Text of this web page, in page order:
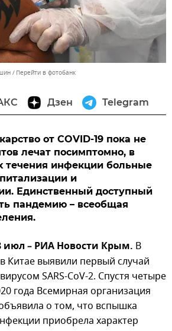
Перейти в фотобанк
Дзен Telegram
от COVID-19 пока не
лечат посимптомно, в
течения инфекции больные
и
Единственный доступный
пандемию – всеобщая
– РИА Новости Крым. В
Китае выявили первый случай
SARS-CoV-2. Спустя четыре
года Всемирная организация
о том, что вспышка
приобрела характер